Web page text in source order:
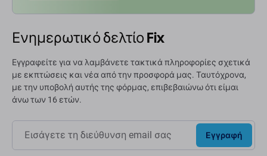
Ενημερωτικό δελτίο Fix
Εγγραφείτε για να λαμβάνετε τακτικά πληροφορίες σχετικά
με εκπτώσεις και νέα από την προσφορά μας. Ταυτόχρονα,
με την υποβολή αυτής της φόρμας, επιβεβαιώνω ότι είμαι
άνω των 16 ετών.
Εγγραφή